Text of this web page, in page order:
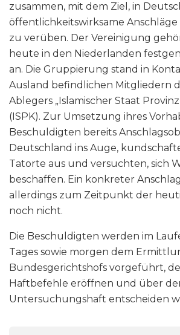
zusammen, mit dem Ziel, in
öffentlichkeitswirksame Anschläge
zu verüben. Der Vereinigung
heute in den Niederlanden
an. Die Gruppierung stand in
Ausland befindlichen Mitgliedern
Ablegers „Islamischer Staat Provinz
(ISPK). Zur Umsetzung ihres
Beschuldigten bereits
Deutschland ins Auge,
Tatorte aus und versuchten, sich
beschaffen. Ein konkreter
allerdings zum Zeitpunkt der
noch nicht.
Die Beschuldigten werden im
Tages sowie morgen dem
Bundesgerichtshofs vorgeführt,
Haftbefehle eröffnen und über
Untersuchungshaft entscheiden